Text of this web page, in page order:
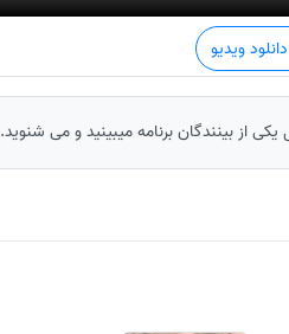
دانلود ویدیو
از بینندگان برنامه میبینید و می شنوید.